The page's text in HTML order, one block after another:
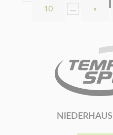
10
… »